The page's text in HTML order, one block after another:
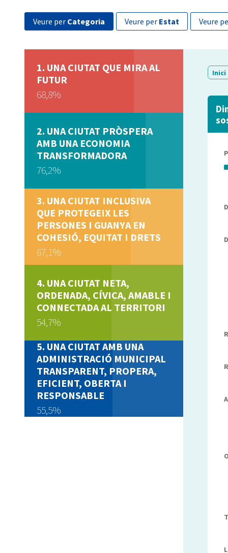
veure per Categoria veure per Estat veure
UNA CIUTAT QUE MIRA AL
FUTUR
68,8%
UNA CIUTAT PRÒSPERA
AMB UNA ECONOMIA
TRANSFORMADORA
76,2%
UNA CIUTAT INCLUSIVA
QUE PROTEGEIX LES
PERSONES I GUANYA EN
COHESIÓ, EQUITAT I DRETS
67,1%
UNA CIUTAT NETA,
ORDENADA, CÍVICA, AMABLE I
CONNECTADA AL TERRITORI
54,7%
UNA CIUTAT AMB UNA
ADMINISTRACIÓ MUNICIPAL
TRANSPARENT, PROPERA,
EFICIENT, OBERTA I
RESPONSABLE
55,5%
Inici